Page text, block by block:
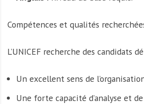
Compétences et qualités
L’UNICEF recherche des candidats
Un excellent sens de
Une forte capacité d’analyse et